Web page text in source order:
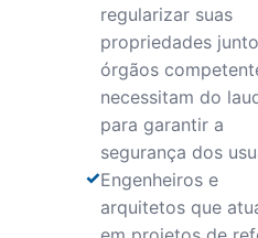
regularizar suas
propriedades
órgãos
necessitam do
para garantir a
segurança dos
Engenheiros e
arquitetos que